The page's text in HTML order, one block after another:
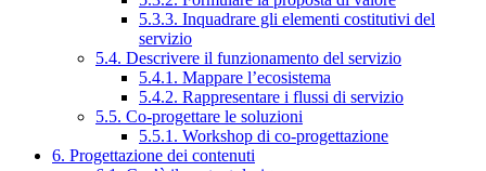
5.3.3. Inquadrare gli elementi costitutivi del
servizio
5.4. Descrivere il funzionamento del servizio
5.4.1. Mappare l’ecosistema
5.4.2. Rappresentare i flussi di servizio
5.5. Co-progettare le soluzioni
5.5.1. Workshop di co-progettazione
6. Progettazione dei contenuti